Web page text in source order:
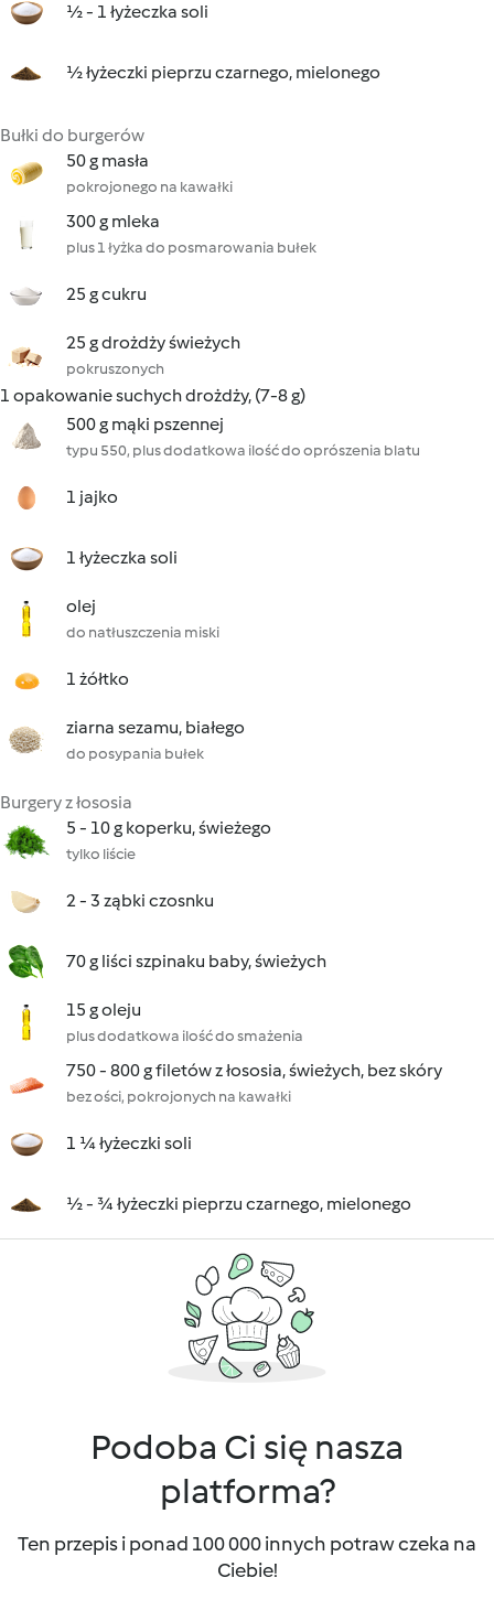
½ - 1 łyżeczka soli
½ łyżeczki pieprzu czarnego, mielonego
Bułki do burgerów
50 g masła
pokrojonego na kawałki
300 g mleka
plus 1 łyżka do posmarowania bułek
25 g cukru
25 g drożdży świeżych
pokruszonych
1 opakowanie suchych drożdży, (7-8 g)
500 g mąki pszennej
typu 550, plus dodatkowa ilość do oprószenia blatu
1 jajko
1 łyżeczka soli
olej
do natłuszczenia miski
1 żółtko
ziarna sezamu, białego
do posypania bułek
Burgery z łososia
5 - 10 g koperku, świeżego
tylko liście
2 - 3 ząbki czosnku
70 g liści szpinaku baby, świeżych
15 g oleju
plus dodatkowa ilość do smażenia
750 - 800 g filetów z łososia, świeżych, bez skóry
bez ości, pokrojonych na kawałki
1 ¼ łyżeczki soli
½ - ¾ łyżeczki pieprzu czarnego, mielonego
Podoba Ci się nasza
platforma?
Ten przepis i ponad 100 000 innych potraw czeka na
Ciebie!